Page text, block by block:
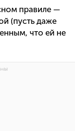
правиле —
(пусть даже
что ей не